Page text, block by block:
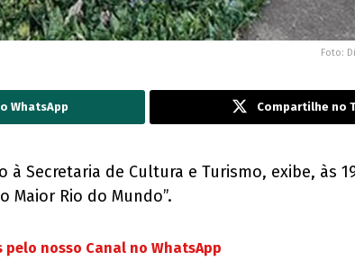
Foto:
WhatsApp Compartilhe no
à Secretaria de Cultura e Turismo, exibe, às
Maior Rio do Mundo”.
nosso Canal no WhatsApp